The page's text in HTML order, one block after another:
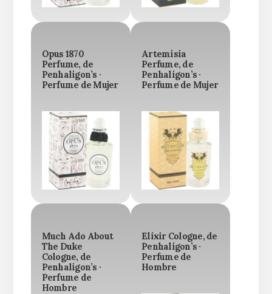
Opus 1870
Perfume, de
Penhaligon’s ·
Perfume de Mujer
Artemisia
Perfume, de
Penhaligon’s ·
Perfume de Mujer
Much Ado About
The Duke
Cologne, de
Penhaligon’s ·
Perfume de
Hombre
Elixir Cologne, de
Penhaligon’s ·
Perfume de
Hombre